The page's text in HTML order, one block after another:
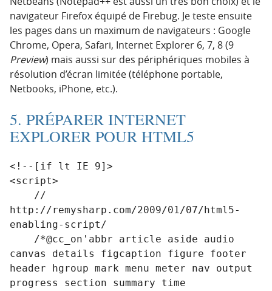
navigateur Firefox équipé de Firebug. Je teste ensuite
les pages dans un maximum de navigateurs : Google
Chrome, Opera, Safari, Internet Explorer 6, 7, 8 (9
Preview) mais aussi sur des périphériques mobiles à
résolution d’écran limitée (téléphone portable,
Netbooks, iPhone, etc.).
5. PRÉPARER INTERNET
EXPLORER POUR HTML5
<!--[if lt IE 9]>
<script>
http://remysharp.com/2009/01/07/html5-
enabling-script/
canvas details figcaption figure footer
header hgroup mark menu meter nav output
progress section summary time